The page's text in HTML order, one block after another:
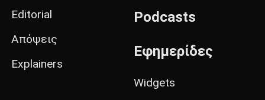
Editorial
Απόψεις
Explainers
Podcasts
Εφημερίδες
Widgets